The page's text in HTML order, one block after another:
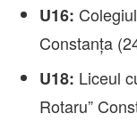
U16:
Constanța
U18: Liceul
Rotaru”